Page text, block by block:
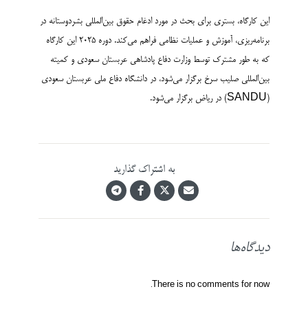
این کارگاه، بستری برای بحث در مورد ادغام حقوق بین‌المللی بشردوستانه در
برنامه‌ریزی، آموزش و عملیات نظامی فراهم می‌کند. دوره ۲۰۲۵ این کارگاه
که به طور مشترک توسط وزارت دفاع پادشاهی عربستان سعودی و کمیته
بین‌المللی صلیب سرخ برگزار می‌شود، در دانشگاه دفاع ملی عربستان سعودی
(SANDU) در ریاض برگزار می‌شود.
به اشتراک گذارید
دیدگاه‌ها
There is no comments for now.